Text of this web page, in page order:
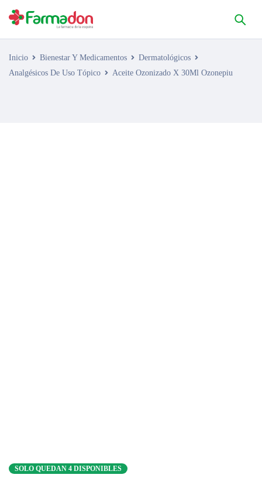
Inicio Bienestar Y Medicamentos
Dermatológicos
Analgésicos De Uso Tópico
Aceite Ozonizado X 30Ml Ozonepiu
SOLO QUEDAN 4 DISPONIBLES